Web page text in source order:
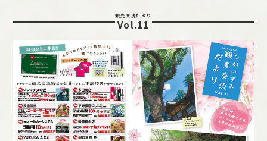
観光交流だより
Vol.11